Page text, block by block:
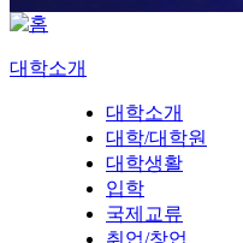
대학소개
대학소개
대학/대학원
대학생활
입학
국제교류
취업/창업